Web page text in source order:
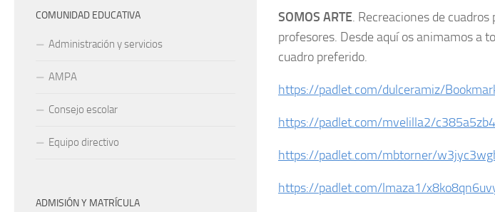
SOMOS ARTE. Recreaciones de
profesores. Desde aquí os animamos a
cuadro preferido.
https://padlet.com/dulceramiz/
https://padlet.com/mvelilla2/
https://padlet.com/mbtorner/
https://padlet.com/lmaza1/
COMUNIDAD EDUCATIVA
Administración y servicios
AMPA
Consejo escolar
Equipo directivo
ADMISIÓN Y MATRÍCULA